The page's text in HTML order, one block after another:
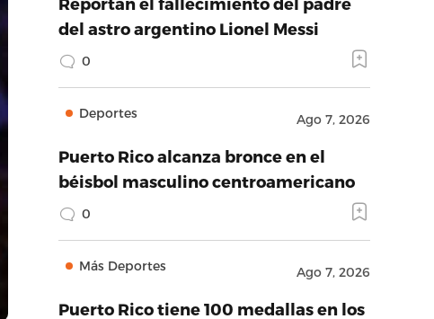
del astro argentino Lionel Messi
0
Deportes Ago 7, 2026
Puerto Rico alcanza bronce en el
béisbol masculino centroamericano
0
Más Deportes Ago 7, 2026
Puerto Rico tiene 100 medallas en los